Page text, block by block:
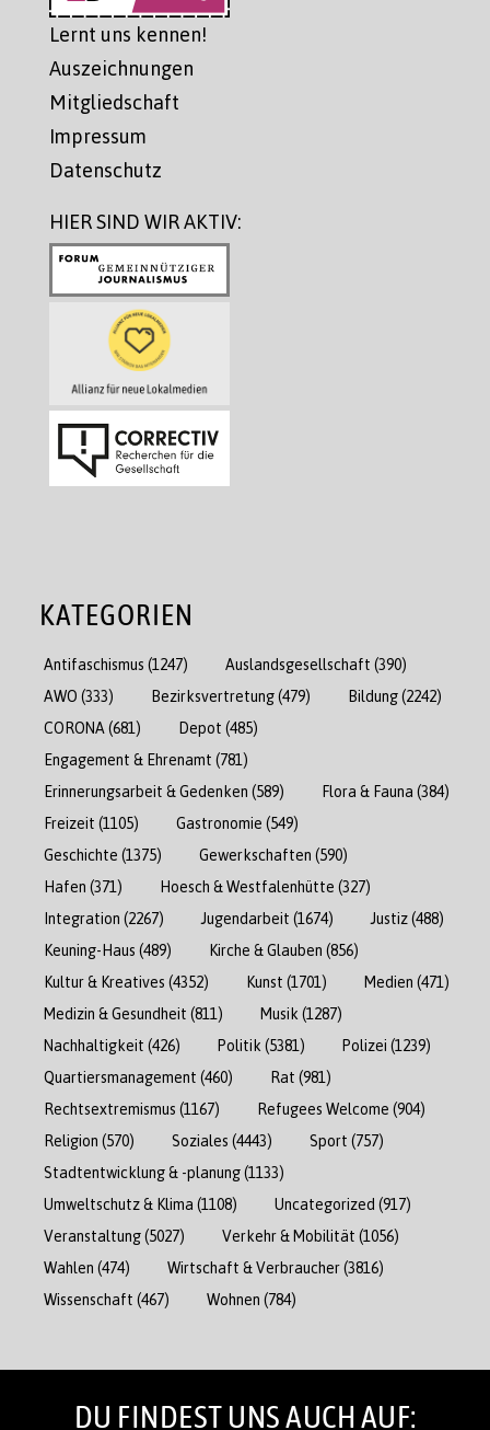
Lernt uns kennen!
Auszeichnungen
Mitgliedschaft
Impressum
Datenschutz
HIER SIND WIR AKTIV:
KATEGORIEN
Antifaschismus (1247) Auslandsgesellschaft (390)
AWO (333) Bezirksvertretung(479) Bildung(2242)
CORONA (681) Depot (485)
Engagement & Ehrenamt (781)
Erinnerungsarbeit & Gedenken (589) Flora & Fauna (384)
Freizeit (1105) Gastronomie (549)
Geschichte (1375) Gewerkschaften (590)
Hafen (371) Hoesch & Westfalenhütte (327)
Integration (2267) Jugendarbeit (1674) Justiz(488)
Keuning-Haus (489) Kirche & Glauben (856)
Kultur & Kreatives (4352) Kunst (1701) Medien (471)
Medizin & Gesundheit (811) Musik (1287)
Nachhaltigkeit (426) Politik (5381) Polizei (1239)
Quartiersmanagement (460) Rat (981)
Rechtsextremismus (1167) Refugees Welcome (904)
Religion (570) Soziales (4443) Sport (757)
Stadtentwicklung & -planung(1133)
Umweltschutz & Klima (1108) Uncategorized (917)
Veranstaltung(5027) Verkehr & Mobilität (1056)
Wahlen (474) Wirtschaft & Verbraucher(3816)
Wissenschaft (467) Wohnen (784)
DU FINDEST UNS AUCH AUF: